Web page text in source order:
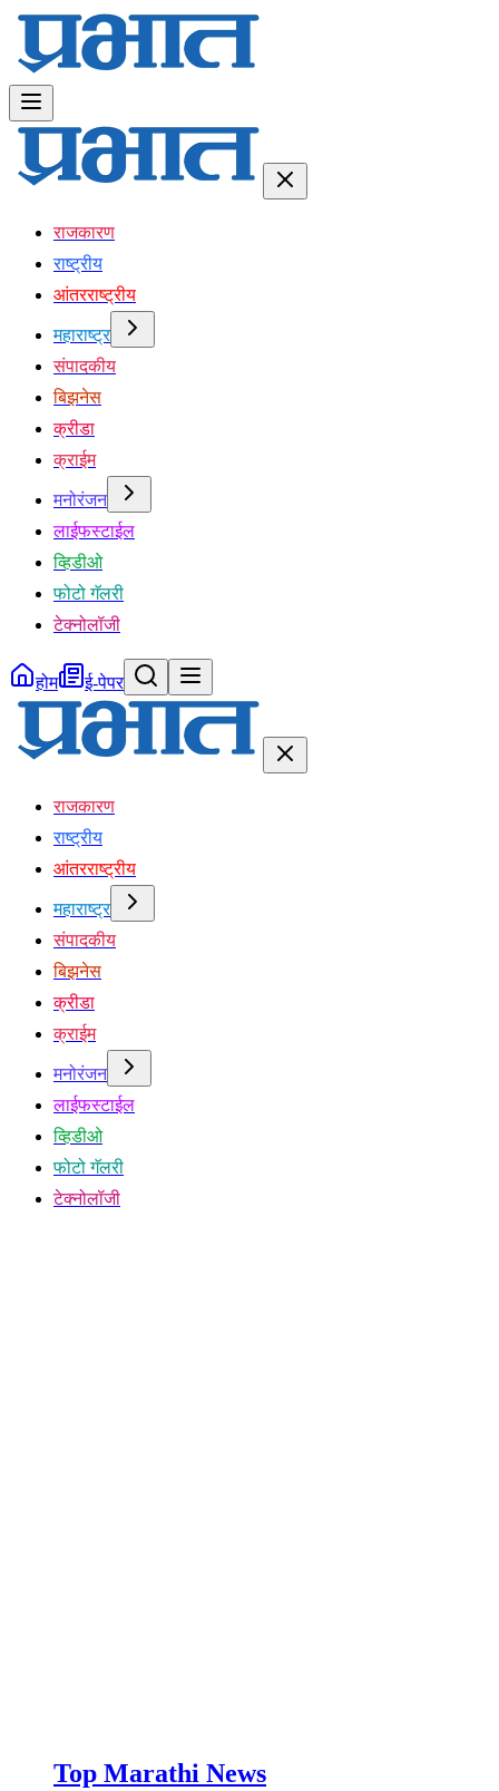
राजकारण
राष्ट्रीय
आंतरराष्ट्रीय
महाराष्ट्र
संपादकीय
बिझनेस
क्रीडा
क्राईम
मनोरंजन
लाईफस्टाईल
व्हिडीओ
फोटो गॅलरी
टेक्नोलॉजी
होम ई-पेपर
राजकारण
राष्ट्रीय
आंतरराष्ट्रीय
महाराष्ट्र
संपादकीय
बिझनेस
क्रीडा
क्राईम
मनोरंजन
लाईफस्टाईल
व्हिडीओ
फोटो गॅलरी
टेक्नोलॉजी
Top Marathi News